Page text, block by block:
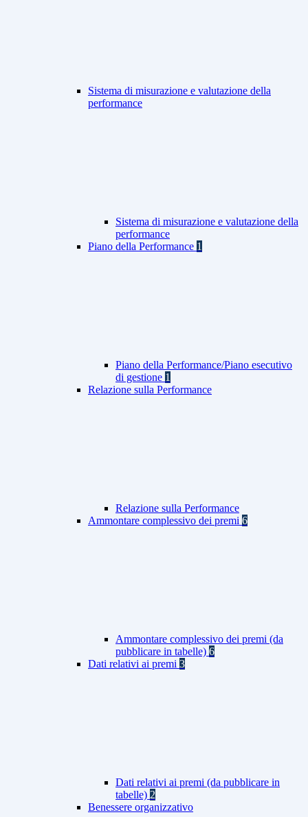
Sistema di misurazione e valutazione della
performance
Sistema di misurazione e valutazione della
performance
Piano della Performance 1
Piano della Performance/Piano esecutivo
di gestione 1
Relazione sulla Performance
Relazione sulla Performance
Ammontare complessivo dei premi 6
Ammontare complessivo dei premi (da
pubblicare in tabelle) 6
Dati relativi ai premi 3
Dati relativi ai premi (da pubblicare in
tabelle) 2
Benessere organizzativo